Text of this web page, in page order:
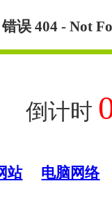
误 404 - Not
倒计时
站 电脑网络